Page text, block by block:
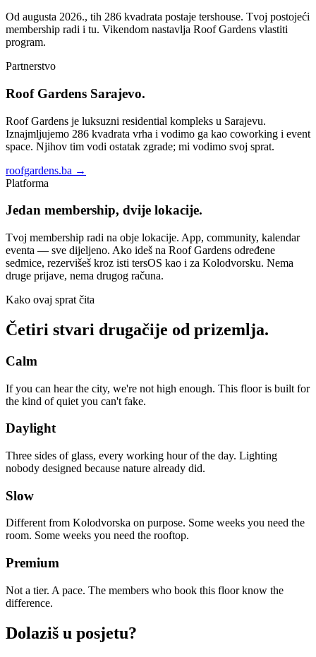
Od augusta 2026., tih 286 kvadrata postaje tershouse. Tvoj postojeći
membership radi i tu. Vikendom nastavlja Roof Gardens vlastiti
program.
Partnerstvo
Roof Gardens Sarajevo.
Roof Gardens je luksuzni residential kompleks u Sarajevu.
Iznajmljujemo 286 kvadrata vrha i vodimo ga kao coworking i event
space. Njihov tim vodi ostatak zgrade; mi vodimo svoj sprat.
roofgardens.ba →
Platforma
Jedan membership, dvije lokacije.
Tvoj membership radi na obje lokacije. App, community, kalendar
eventa — sve dijeljeno. Ako ideš na Roof Gardens određene
sedmice, rezervišeš kroz isti tersOS kao i za Kolodvorsku. Nema
druge prijave, nema drugog računa.
Kako ovaj sprat čita
Četiri stvari drugačije od prizemlja.
Calm
If you can hear the city, we're not high enough. This floor is built for
the kind of quiet you can't fake.
Daylight
Three sides of glass, every working hour of the day. Lighting
nobody designed because nature already did.
Slow
Different from Kolodvorska on purpose. Some weeks you need the
room. Some weeks you need the rooftop.
Premium
Not a tier. A pace. The members who book this floor know the
difference.
Dolaziš u posjetu?